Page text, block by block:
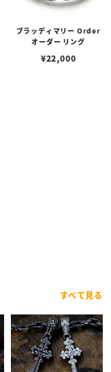
ブラッディマリー Order
オーダー リング
¥22,000
すべて見る